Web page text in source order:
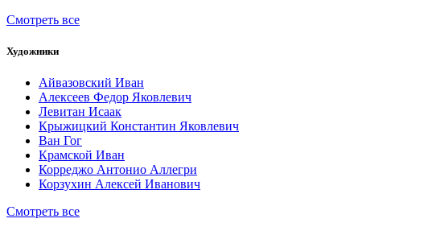
Смотреть все
Художники
Айвазовский Иван
Алексеев Федор Яковлевич
Левитан Исаак
Крыжицкий Константин Яковлевич
Ван Гог
Крамской Иван
Корреджо Антонио Аллегри
Корзухин Алексей Иванович
Смотреть все